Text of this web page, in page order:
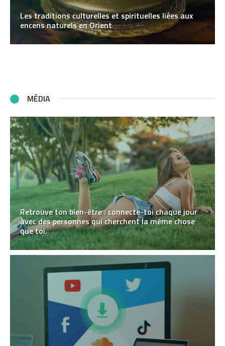
Les traditions culturelles et spirituelles liées aux
encens naturels en Orient
MÉDIA
Retrouve ton bien-être : connecte-toi chaque jour
avec des personnes qui cherchent la même chose
que toi.